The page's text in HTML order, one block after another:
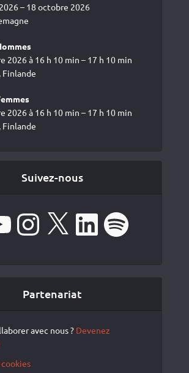
– 18 octobre 2026
2026 à 16 h 10 min – 17 h 10 min
2026 à 16 h 10 min – 17 h 10 min
Suivez-nous
Instagram LinkedIn Spotify
Partenariat
avec nous ? Devenez